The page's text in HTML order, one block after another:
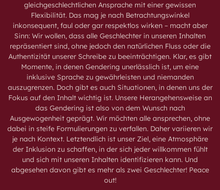
gleichgeschlechtlichen Ansprache mit einer gewissen
Flexibilität. Das mag je nach Betrachtungswinkel
inkonsequent, faul oder gar respektlos wirken – macht aber
Sinn: Wir wollen, dass alle Geschlechter in unseren Inhalten
repräsentiert sind, ohne jedoch den natürlichen Fluss oder die
Authentizität unserer Schreibe zu beeinträchtigen. Klar, es gibt
Momente, in denen Gendering unerlässlich ist, um eine
inklusive Sprache zu gewährleisten und niemanden
auszugrenzen. Doch gibt es auch Situationen, in denen uns der
Fokus auf den Inhalt wichtig ist. Unsere Herangehensweise an
das Gendering ist also von dem Wunsch nach
Ausgewogenheit geprägt. Wir möchten alle ansprechen, ohne
dabei in steife Formulierungen zu verfallen. Daher variieren wir
je nach Kontext. Letztendlich ist unser Ziel, eine Atmosphäre
der Inklusion zu schaffen, in der sich jeder willkommen fühlt
und sich mit unseren Inhalten identifizieren kann. Und
abgesehen davon gibt es mehr als zwei Geschlechter! Peace
out!